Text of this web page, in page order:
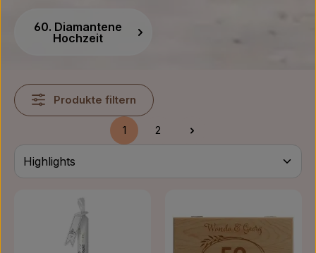
60. Diamantene
Hochzeit
Produkte filtern
Seite
1
Seite
2